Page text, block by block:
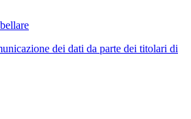
dei dati da parte dei titolari di